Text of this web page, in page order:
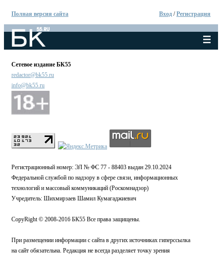
Полная версия сайта Вход /Регистрация
Сетевое издание БК55
redactor@bk55.ru
info@bk55.ru
Регистрационный номер: ЭЛ № ФС 77 - 88403 выдан 29.10.2024
Федеральной службой по надзору в сфере связи, информационных
технологий и массовый коммуникаций (Роскомнадзор)
Учредитель: Шихмирзаев Шамил Кумагаджиевич
CopyRight © 2008-2016 БК55 Все права защищены.
При размещении информации с сайта в других источниках гиперссылка
на сайт обязательна. Редакция не всегда разделяет точку зрения